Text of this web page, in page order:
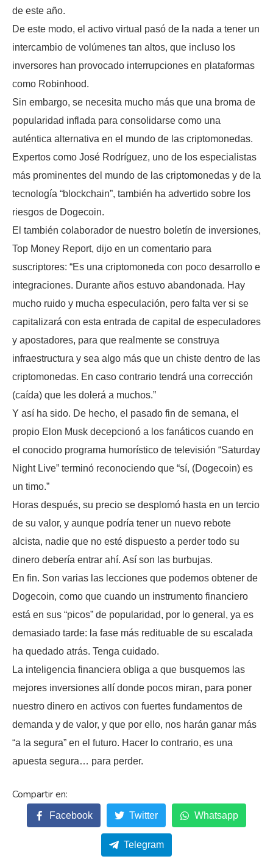
de este año.
De este modo, el activo virtual pasó de la nada a tener un
intercambio de volúmenes tan altos, que incluso los
inversores han provocado interrupciones en plataformas
como Robinhood.
Sin embargo, se necesita mucho más que una broma de
popularidad inflada para consolidarse como una
auténtica alternativa en el mundo de las criptomonedas.
Expertos como José Rodríguez, uno de los especialistas
más prominentes del mundo de las criptomonedas y de la
tecnología “blockchain”, también ha advertido sobre los
riesgos de Dogecoin.
El también colaborador de nuestro boletín de inversiones,
Top Money Report, dijo en un comentario para
suscriptores: “Es una criptomoneda con poco desarrollo e
integraciones. Durante años estuvo abandonada. Hay
mucho ruido y mucha especulación, pero falta ver si se
capitalizará con esta entrada de capital de especuladores
y apostadores, para que realmente se construya
infraestructura y sea algo más que un chiste dentro de las
criptomonedas. En caso contrario tendrá una corrección
(caída) que les dolerá a muchos.”
Y así ha sido. De hecho, el pasado fin de semana, el
propio Elon Musk decepcionó a los fanáticos cuando en
el conocido programa humorístico de televisión “Saturday
Night Live” terminó reconociendo que “sí, (Dogecoin) es
un timo.”
Horas después, su precio se desplomó hasta en un tercio
de su valor, y aunque podría tener un nuevo rebote
alcista, nadie que no esté dispuesto a perder todo su
dinero debería entrar ahí. Así son las burbujas.
En fin. Son varias las lecciones que podemos obtener de
Dogecoin, como que cuando un instrumento financiero
está en sus “picos” de popularidad, por lo general, ya es
demasiado tarde: la fase más redituable de su escalada
ha quedado atrás. Tenga cuidado.
La inteligencia financiera obliga a que busquemos las
mejores inversiones allí donde pocos miran, para poner
nuestro dinero en activos con fuertes fundamentos de
demanda y de valor, y que por ello, nos harán ganar más
“a la segura” en el futuro. Hacer lo contrario, es una
apuesta segura… para perder.
Facebook Twitter Whatsapp
Telegram